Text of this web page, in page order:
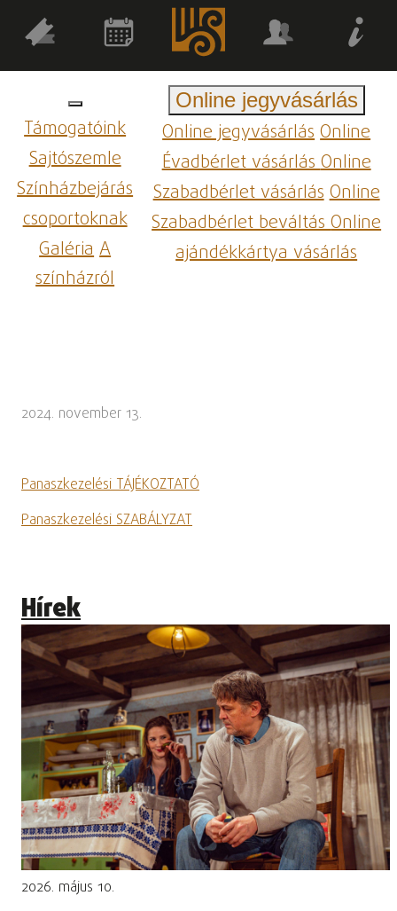
Támogatóink
Sajtószemle
Színházbejárás
csoportoknak
GalériaA
színházról
Online jegyvásárlás
Online jegyvásárlásOnline
Évadbérlet vásárlásOnline
Szabadbérlet vásárlásOnline
Szabadbérlet beváltásOnline
ajándékkártya vásárlás
2024. november 13.
Panaszkezelési TÁJÉKOZTATÓ
Panaszkezelési SZABÁLYZAT
Hírek
2026. május 10.